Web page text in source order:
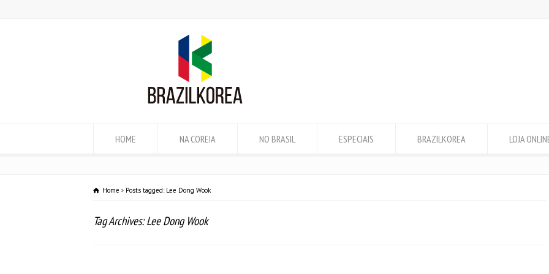
HOME NA COREIA NO BRASIL ESPECIAIS BRAZILKOREA LOJA
Home Posts tagged: Lee Dong Wook
Tag Archives: Lee Dong Wook